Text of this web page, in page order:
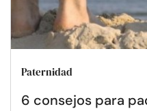
Paternidad
6 consejos para